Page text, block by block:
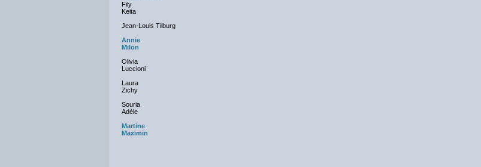
Fily
Keita
Jean-Louis Tilburg
Annie
Milon
Olivia
Luccioni
Laura
Zichy
Souria
Adèle
Martine
Maximin